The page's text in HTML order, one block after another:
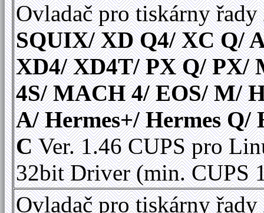
Ovladač pro tiskárny řady
SQUIX/ XD Q4/ XC Q/
XD4/ XD4T/ PX Q/ PX/
4S/ MACH 4/ EOS/ M/
A/ Hermes+/ Hermes Q/
CVer. 1.46 CUPS pro
32bit Driver (min. CUPS
Ovladač pro tiskárny řady